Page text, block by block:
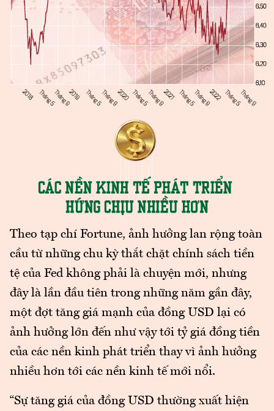
Theo tạp chí Fortune, ảnh hưởng lan rộng toàn
cầu từ những chu kỳ thắt chặt chính sách tiền
tệ của Fed không phải là chuyện mới, nhưng
đây là lần đầu tiên trong những năm gần đây,
một đợt tăng giá mạnh của đồng USD lại có
ảnh hưởng lớn đến như vậy tới tỷ giá đồng tiền
của các nền kinh phát triển thay vì ảnh hưởng
nhiều hơn tới các nền kinh tế mới nổi.
“Sự tăng giá của đồng USD thường xuất hiện